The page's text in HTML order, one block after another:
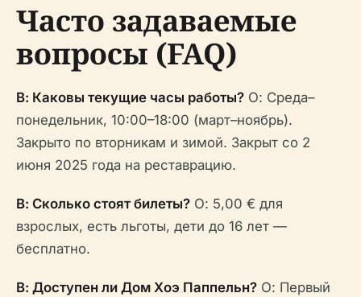
Часто задаваемые
вопросы (FAQ)
В: Каковы текущие часы работы? О: Среда–
понедельник, 10:00–18:00 (март–ноябрь).
Закрыто по вторникам и зимой. Закрыт со 2
июня 2025 года на реставрацию.
В: Сколько стоят билеты? О: 5,00 € для
взрослых, есть льготы, дети до 16 лет —
бесплатно.
В: Доступен ли Дом Хоэ Паппельн? О: Первый